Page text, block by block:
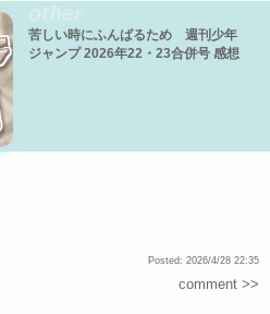
苦しい時にふんばるため 週刊少年
ジャンプ 2026年22・23合併号 感想
Posted: 2026/4/28 22:35
comment >>